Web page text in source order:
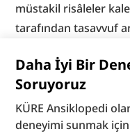
Daha İyi Bir
Soruyoruz
KÜRE Ansiklopedi
deneyimi sunmak
müstakil risâleler
tarafından tasavvuf
sayıları ve
bulunan bu velîler
En başta olana
a‘zam” gibi isimler